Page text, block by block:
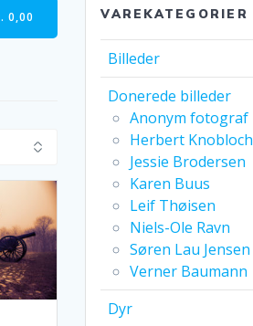
0,00 VAREKATEGORIER
Billeder
Donerede billeder
Anonym fotograf
Herbert Knobloch
Jessie Brodersen
Karen Buus
Leif Thøisen
Niels-Ole Ravn
Søren Lau Jensen
Verner Baumann
Dyr